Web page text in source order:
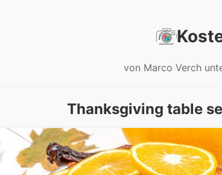
von Marco Verch
Thanksgiving table